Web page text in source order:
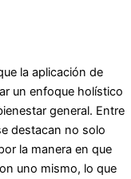
la aplicación de
un enfoque holístico
general. Entre
destacan no solo
la manera en que
uno mismo, lo que